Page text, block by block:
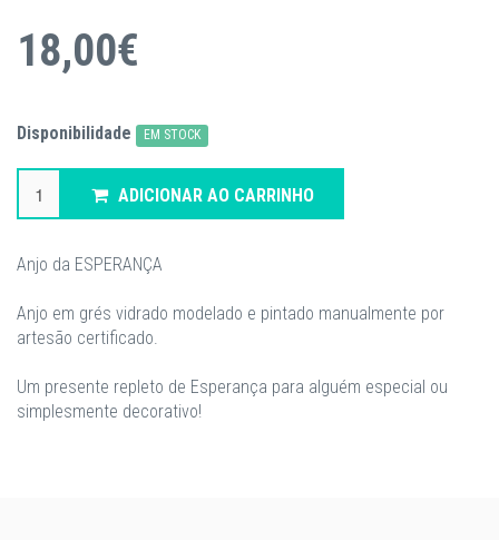
18,00€
Disponibilidade EM STOCK
ADICIONAR AO CARRINHO
Anjo da ESPERANÇA
Anjo em grés vidrado modelado e pintado manualmente por
artesão certificado.
Um presente repleto de Esperança para alguém especial ou
simplesmente decorativo!